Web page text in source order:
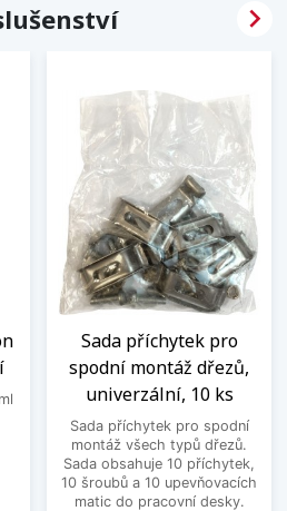
Sada příchytek pro
spodní montáž dřezů,
univerzální, 10 ks
Sada příchytek pro spodní
montáž všech typů dřezů.
Sada obsahuje 10 příchytek,
10 šroubů a 10 upevňovacích
matic do pracovní desky.
